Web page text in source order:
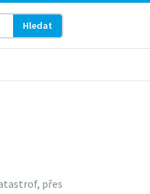
Hledat
přes